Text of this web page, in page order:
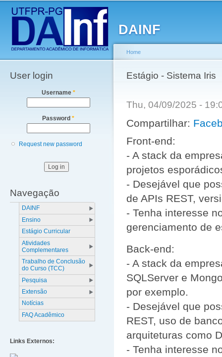
DAINF
Main menu
User login
Username *
Password *
Request new password
Navegação
DAINF
Ensino
Estágio Curricular
Atividades
Complementares
Trabalho de Conclusão
do Curso (TCC)
Pesquisa
Extensão
Notícias
FAQ Acadêmico
Links Externos:
You are here
Home
Estágio - Sistema Iris
Thu, 04/09/2025 -
Compartilhar:
Front-end:
- A stack da
projetos
- Desejável que
de APIs REST,
- Tenha interesse
gerenciamento de
Back-end:
- A stack da
SQLServer e
por exemplo.
- Desejável que
REST, uso de
arquiteturas como
- Tenha interesse